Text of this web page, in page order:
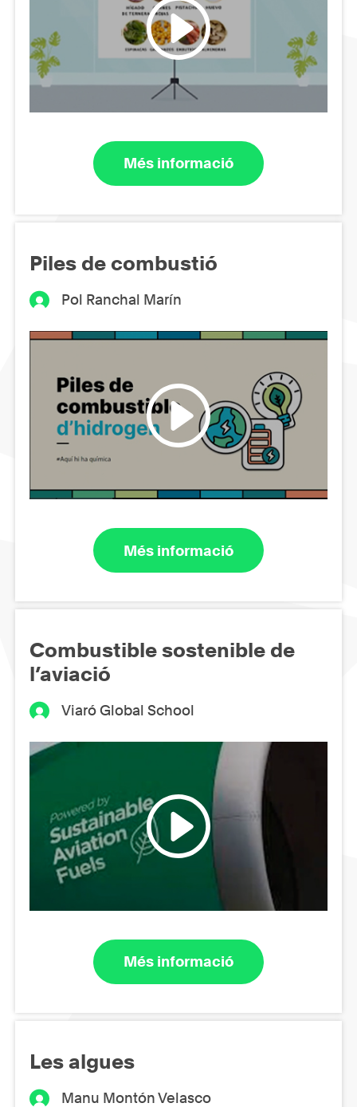
Més informació
Piles de combustió
Pol Ranchal Marín
Més informació
Combustible sostenible de
l’aviació
Viaró Global School
Més informació
Les algues
Manu Montón Velasco